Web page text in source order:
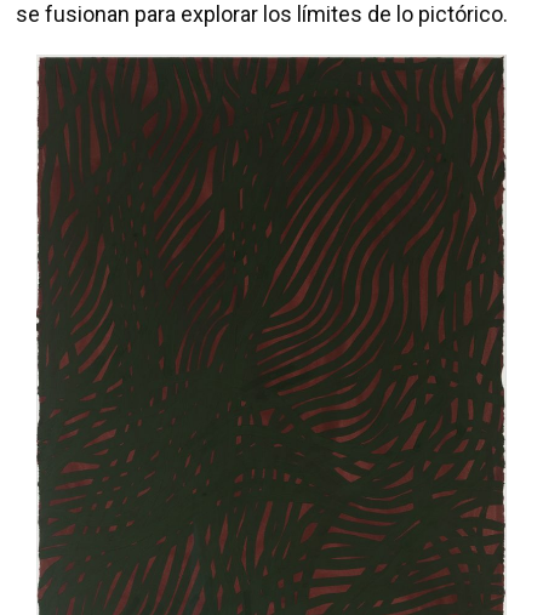
se fusionan para explorar los límites de lo pictórico.